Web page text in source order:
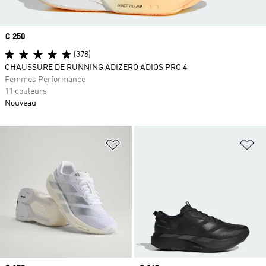
Ajouter à la Liste de produits
Prix
€ 250
(378)
CHAUSSURE DE RUNNING ADIZERO ADIOS PRO 4
Femmes Performance
11 couleurs
Nouveau